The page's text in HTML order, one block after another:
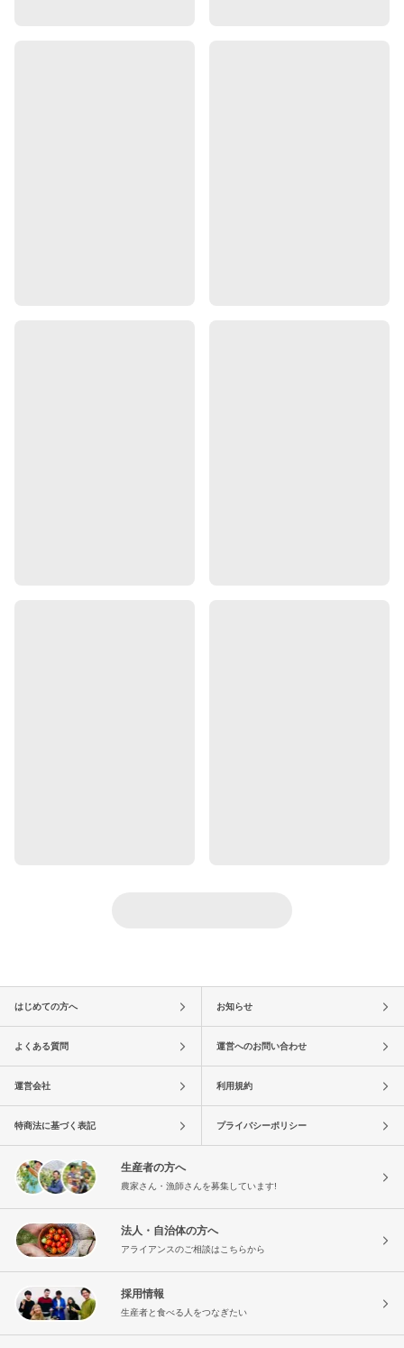
はじめての方へ お知らせ
よくある質問 運営へのお問い合わせ
運営会社 利用規約
特商法に基づく表記 プライバシーポリシー
生産者の方へ
農家さん・漁師さんを募集しています!
法人・自治体の方へ
アライアンスのご相談はこちらから
採用情報
生産者と食べる人をつなぎたい